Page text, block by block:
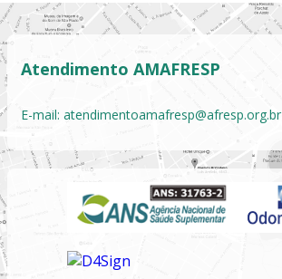
Atendimento AMAFRESP
E-mail: atendimentoamafresp@afresp.org.br